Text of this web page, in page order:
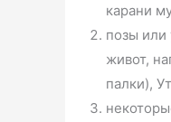
карани
позы
живот,
палки),